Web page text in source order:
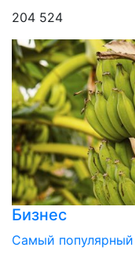
204 524
Бизнес
Самый